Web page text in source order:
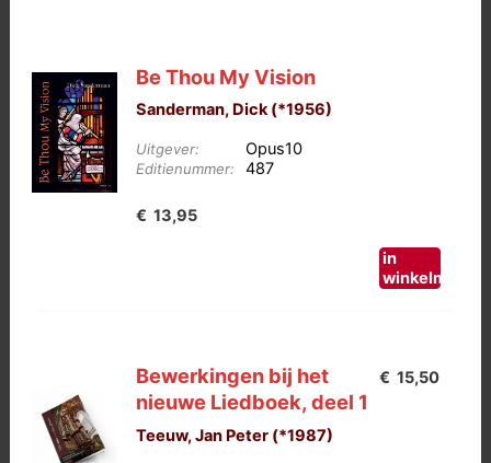
Be Thou My Vision
Sanderman, Dick (*1956)
Uitgever: Opus10
Editienummer: 487
€ 13,95
in
winkelmand
Bewerkingen bij het
nieuwe Liedboek, deel 1
Teeuw, Jan Peter (*1987)
€ 15,50